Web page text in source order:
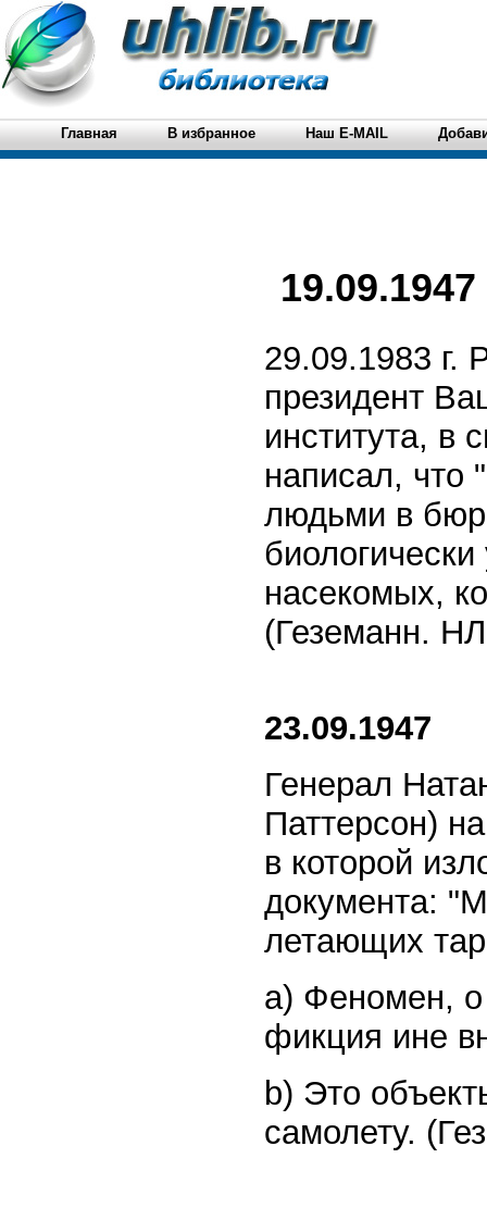
Главная В избранное Наш E-MAIL
19.09.1947
29.09.1983 г.
президент
института, в
написал, что
людьми в
насекомых,
(Геземанн.
23.09.1947
Генерал
Паттерсон)
в которой
документа:
летающих
a) Феномен, о
фикция ине
b) Это
самолету.